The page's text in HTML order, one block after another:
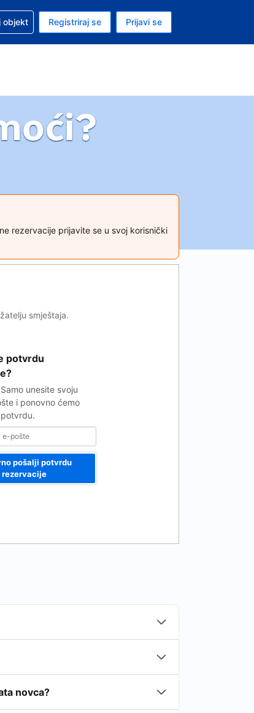
valuta EUR
je trenutačni jezik Hrvatskom
sa svojom rezervacijom
objekt Registriraj se Prijavi se
rezervacije prijavite se u svoj korisnički
smještaja.
potvrdu
unesite svoju
i ponovno ćemo
pošalji potvrdu
rezervacije
novca?